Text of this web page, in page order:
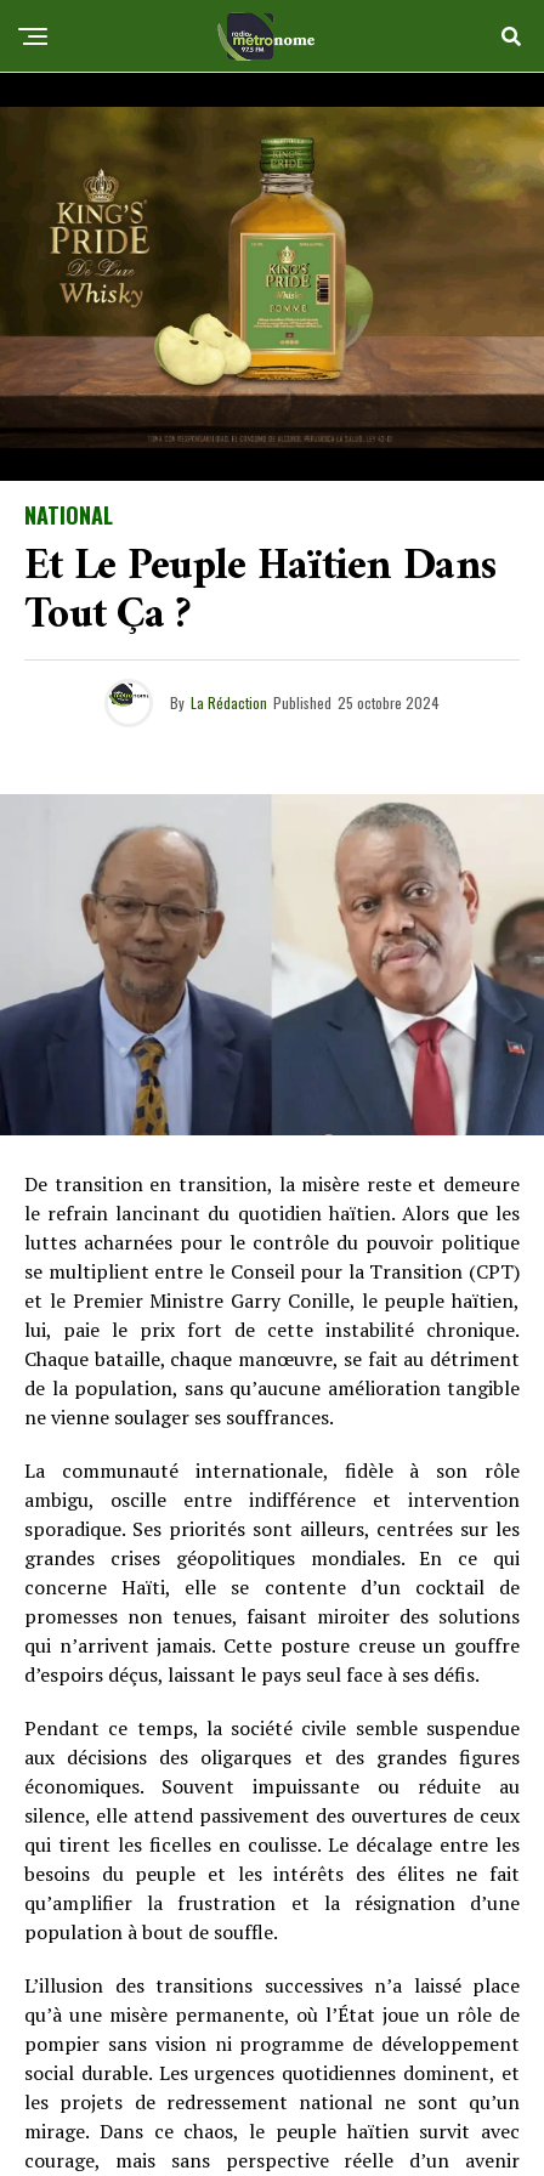
NATIONAL
Et Le Peuple Haïtien Dans
Tout Ça ?
By La Rédaction Published 25 octobre 2024
De transition en transition, la misère reste et demeure
le refrain lancinant du quotidien haïtien. Alors que les
luttes acharnées pour le contrôle du pouvoir politique
se multiplient entre le Conseil pour la Transition (CPT)
et le Premier Ministre Garry Conille, le peuple haïtien,
lui, paie le prix fort de cette instabilité chronique.
Chaque bataille, chaque manœuvre, se fait au détriment
de la population, sans qu’aucune amélioration tangible
ne vienne soulager ses souffrances.
La communauté internationale, fidèle à son rôle
ambigu, oscille entre indifférence et intervention
sporadique. Ses priorités sont ailleurs, centrées sur les
grandes crises géopolitiques mondiales. En ce qui
concerne Haïti, elle se contente d’un cocktail de
promesses non tenues, faisant miroiter des solutions
qui n’arrivent jamais. Cette posture creuse un gouffre
d’espoirs déçus, laissant le pays seul face à ses défis.
Pendant ce temps, la société civile semble suspendue
aux décisions des oligarques et des grandes figures
économiques. Souvent impuissante ou réduite au
silence, elle attend passivement des ouvertures de ceux
qui tirent les ficelles en coulisse. Le décalage entre les
besoins du peuple et les intérêts des élites ne fait
qu’amplifier la frustration et la résignation d’une
population à bout de souffle.
L’illusion des transitions successives n’a laissé place
qu’à une misère permanente, où l’État joue un rôle de
pompier sans vision ni programme de développement
social durable. Les urgences quotidiennes dominent, et
les projets de redressement national ne sont qu’un
mirage. Dans ce chaos, le peuple haïtien survit avec
courage, mais sans perspective réelle d’un avenir